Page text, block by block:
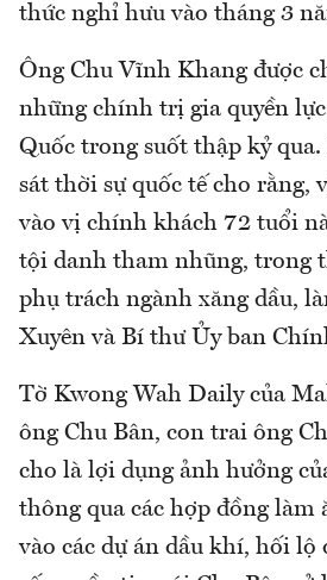
thức nghỉ hưu vào tháng 3
Ông Chu Vĩnh Khang được
những chính trị gia quyền
Quốc trong suốt thập kỷ
sát thời sự quốc tế cho rằng,
vào vị chính khách 72 tuổi
tội danh tham nhũng, trong
phụ trách ngành xăng dầu,
Xuyên và Bí thư Ủy ban
Tờ Kwong Wah Daily của
ông Chu Bân, con trai ông
cho là lợi dụng ảnh hưởng
thông qua các hợp đồng làm
vào các dự án dầu khí, hối lộ